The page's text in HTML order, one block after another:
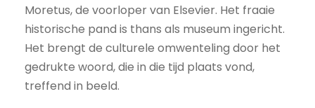
Moretus, de voorloper van Elsevier. Het fraaie
historische pand is thans als museum ingericht.
Het brengt de culturele omwenteling door het
gedrukte woord, die in die tijd plaats vond,
treffend in beeld.